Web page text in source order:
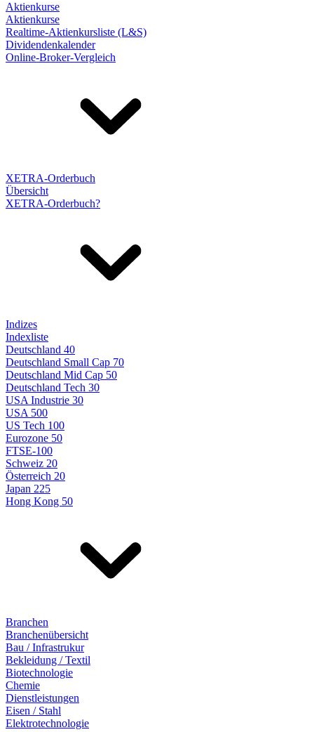
Aktienkurse
Aktienkurse
Realtime-Aktienkursliste (L&S)
Dividendenkalender
Online-Broker-Vergleich
XETRA-Orderbuch
Übersicht
XETRA-Orderbuch?
Indizes
Indexliste
Deutschland 40
Deutschland Small Cap 70
Deutschland Mid Cap 50
Deutschland Tech 30
USA Industrie 30
USA 500
US Tech 100
Eurozone 50
FTSE-100
Schweiz 20
Österreich 20
Japan 225
Hong Kong 50
Branchen
Branchenübersicht
Bau / Infrastrukur
Bekleidung / Textil
Biotechnologie
Chemie
Dienstleistungen
Eisen / Stahl
Elektrotechnologie